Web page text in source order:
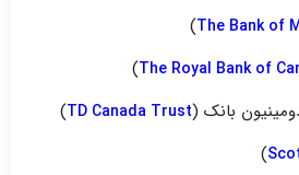
The Bank of
)
The Royal Bank of
)
بانک (TD Canada Trust
)
)